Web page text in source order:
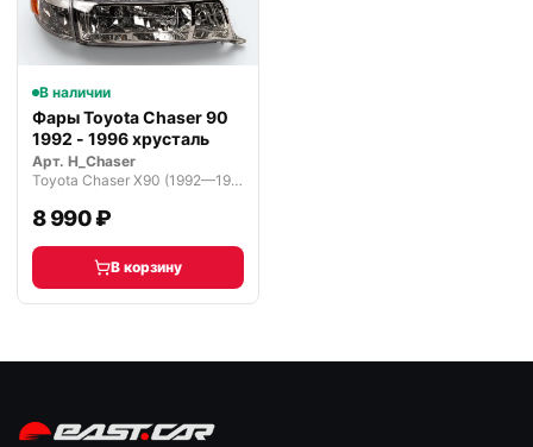
В наличии
Фары Toyota Chaser 90
1992 - 1996 хрусталь
Арт. H_Chaser
Toyota Chaser X90 (1992—1994)
8 990 ₽
В корзину